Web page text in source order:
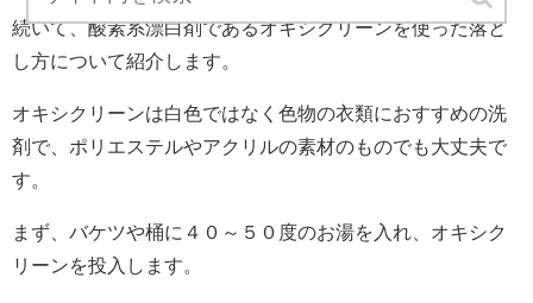
続いて、酸素系漂白剤であるオキシクリーンを使った落と
し方について紹介します。
オキシクリーンは白色ではなく色物の衣類におすすめの洗
剤で、ポリエステルやアクリルの素材のものでも大丈夫で
す。
まず、バケツや桶に４０～５０度のお湯を入れ、オキシク
リーンを投入します。